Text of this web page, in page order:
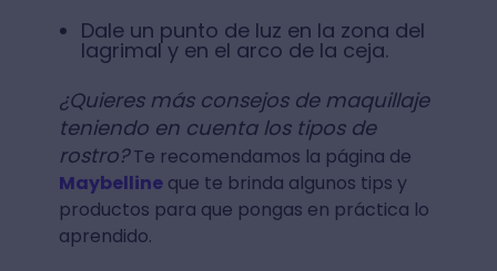
Dale un punto de luz en la zona del
lagrimal y en el arco de la ceja.
¿Quieres más consejos de maquillaje
teniendo en cuenta los tipos de
rostro?Te recomendamos la página de
Maybellineque te brinda algunos tips y
productos para que pongas en práctica lo
aprendido.